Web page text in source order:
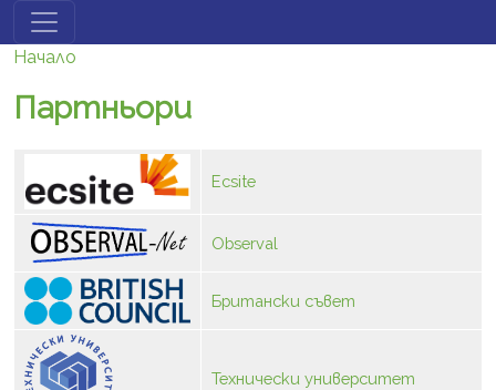
Премини към основното съдържание
Начало
Партньори
Ecsite
Observal
Британски съвет
Технически университет